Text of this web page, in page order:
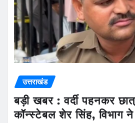
उत्तराखंड
बड़ी खबर : वर्दी पहनकर
कॉन्स्टेबल शेर सिंह, विभाग ने